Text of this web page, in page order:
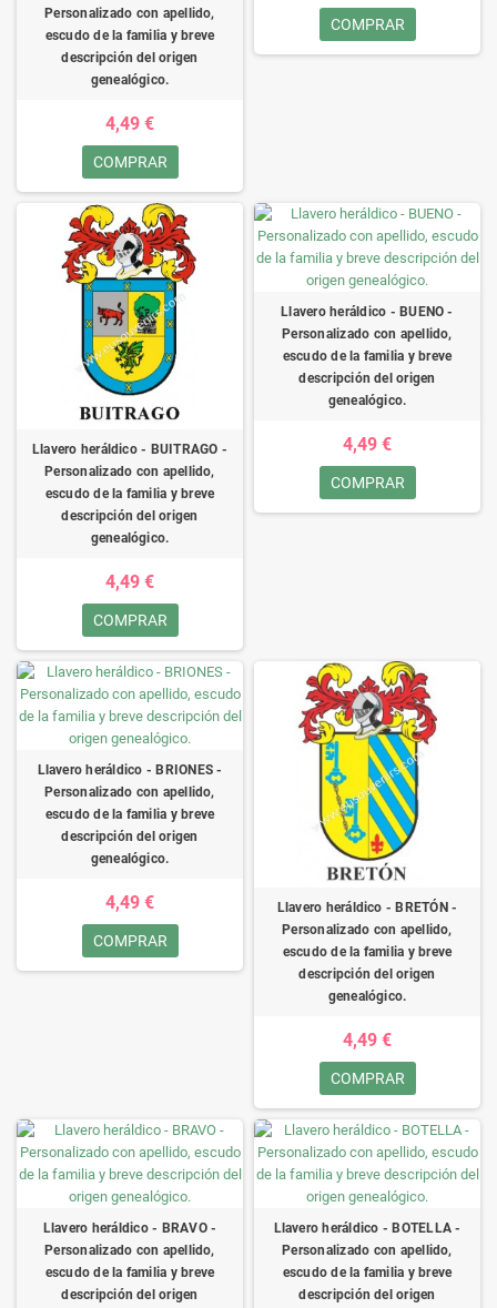
Personalizado con apellido,
escudo de la familia y breve
descripción del origen
genealógico.
4,49 €
COMPRAR
COMPRAR
Llavero heráldico - BUITRAGO -
Personalizado con apellido,
escudo de la familia y breve
descripción del origen
genealógico.
4,49 €
COMPRAR
Llavero heráldico - BUENO -
Personalizado con apellido,
escudo de la familia y breve
descripción del origen
genealógico.
4,49 €
COMPRAR
Llavero heráldico - BRIONES -
Personalizado con apellido,
escudo de la familia y breve
descripción del origen
genealógico.
4,49 €
COMPRAR
Llavero heráldico - BRETÓN -
Personalizado con apellido,
escudo de la familia y breve
descripción del origen
genealógico.
4,49 €
COMPRAR
Llavero heráldico - BRAVO -
Personalizado con apellido,
escudo de la familia y breve
descripción del origen
Llavero heráldico - BOTELLA -
Personalizado con apellido,
escudo de la familia y breve
descripción del origen